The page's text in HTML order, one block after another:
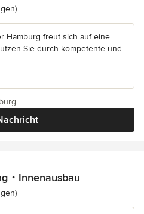
5 von 5 Sternen
Hamburg freut sich auf eine
Sie durch kompetente und
・Innenausbau
5 von 5 Sternen